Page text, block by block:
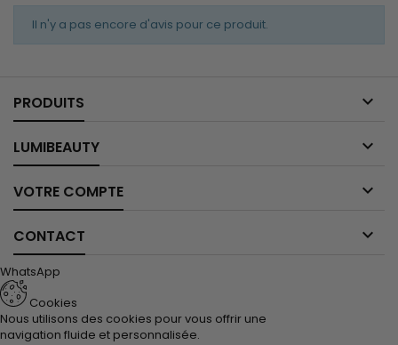
Il n'y a pas encore d'avis pour ce produit.
PRODUITS 
LUMIBEAUTY 
VOTRE COMPTE 
CONTACT 
WhatsApp
Cookies
Nous utilisons des cookies pour vous offrir une
navigation fluide et personnalisée.